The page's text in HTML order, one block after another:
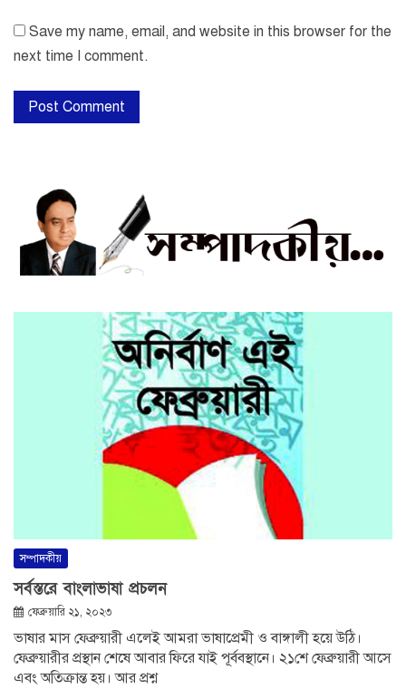
Save my name, email, and website in this browser for the
next time I comment.
সম্পাদকীয়
সর্বস্তরে বাংলাভাষা প্রচলন
ফেব্রুয়ারি ২১, ২০২৩
ভাষার মাস ফেব্রুয়ারী এলেই আমরা ভাষাপ্রেমী ও বাঙ্গালী হয়ে উঠি।
ফেব্রুয়ারীর প্রস্থান শেষে আবার ফিরে যাই পূর্ববস্থানে। ২১শে ফেব্রুয়ারী আসে
এবং অতিক্রান্ত হয়। আর প্রশ্ন